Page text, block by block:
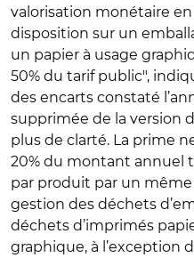
valorisation monétaire
disposition sur un
un papier à usage
50% du tarif public",
des encarts constaté
supprimée de la version
plus de clarté. La prime
20% du montant annuel
par produit par un
gestion des déchets
déchets d’imprimés
graphique, à l’exception